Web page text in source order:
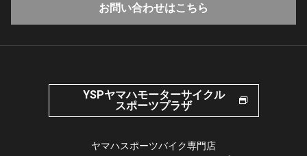
お問い合わせはこちら
YSPヤマハモーターサイクル
スポーツプラザ
ヤマハスポーツバイク専門店